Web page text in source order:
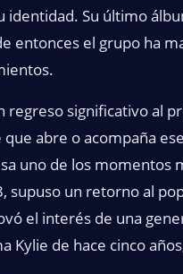
identidad. Su último
entonces el grupo ha
significativo al
abre o acompaña
uno de los momentos
supuso un retorno al
el interés de una
de hace cinco